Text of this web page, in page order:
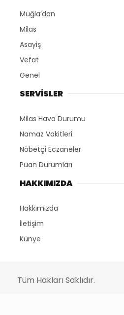
Muğla’dan
Milas
Asayiş
Vefat
Genel
SERVİSLER
Milas Hava Durumu
Namaz Vakitleri
Nöbetçi Eczaneler
Puan Durumları
HAKKIMIZDA
Hakkımızda
İletişim
Künye
Tüm Hakları Saklıdır.